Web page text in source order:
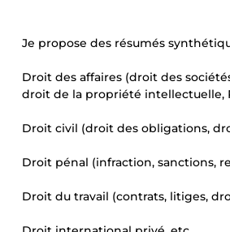
Je propose des résumés
Droit des affaires (droit des
droit de la propriété intellectuelle,
Droit civil (droit des obligations,
Droit pénal (infraction, sanctions,
Droit du travail (contrats, litiges,